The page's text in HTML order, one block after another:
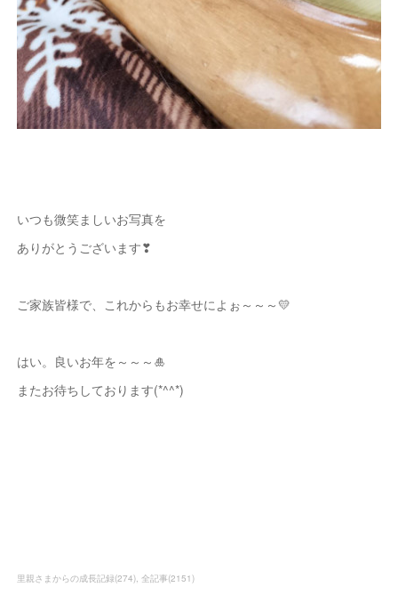
いつも微笑ましいお写真を
ありがとうございます❣
ご家族皆様で、これからもお幸せによぉ～～～💛
はい。良いお年を～～～🎍
またお待ちしております(*^^*)
里親さまからの成長記録(274) 全記事(2151)